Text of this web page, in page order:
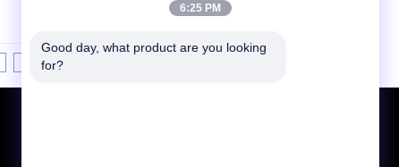
6:25 PM
Good day, what product are you looking
for?